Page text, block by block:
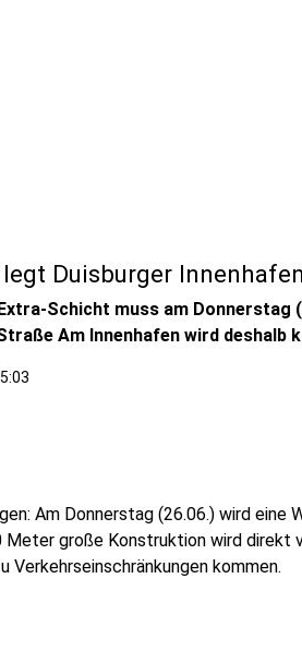
Duisburger
Schicht muss am Donnerstag
Am Innenhafen wird deshalb
Am Donnerstag (26.06.) wird eine
Meter große Konstruktion wird direkt
Verkehrseinschränkungen kommen.